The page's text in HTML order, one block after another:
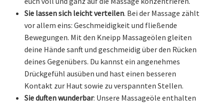
Sie lassen sich leicht verteilen. Bei der Massage zählt
vor allem eins: Geschmeidigkeit und fließende
Bewegungen. Mit den Kneipp Massageölen gleiten
deine Hände sanft und geschmeidig über den Rücken
deines Gegenübers. Du kannst ein angenehmes
Drückgefühl ausüben und hast einen besseren
Kontakt zur Haut sowie zu verspannten Stellen.
Sie duften wunderbar: Unsere Massageöle enthalten